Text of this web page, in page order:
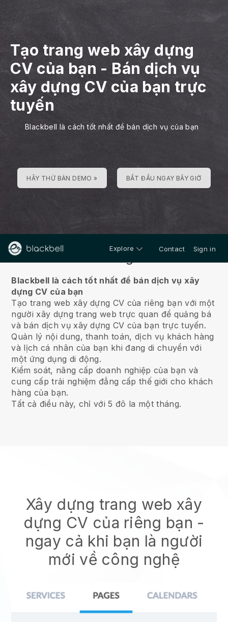
Tạo trang web xây dựng
CV của bạn - Bán dịch vụ
xây dựng CV của bạn trực
tuyến
Blackbell là cách tốt nhất để bán dịch vụ của bạn
HÃY THỬ BẢN DEMO » BẮT ĐẦU NGAY BÂY GIỜ
Explore Contact Sign in
Blackbell là cách tốt nhất để bán dịch vụ xây
dựng CV của bạn
Tạo trang web xây dựng CV của riêng bạn với một
người xây dựng trang web trực quan để quảng bá
và bán dịch vụ xây dựng CV của bạn trực tuyến.
Quản lý nội dung, thanh toán, dịch vụ khách hàng
và lịch cá nhân của bạn khi đang di chuyển với
một ứng dụng di động.
Kiểm soát, nâng cấp doanh nghiệp của bạn và
cung cấp trải nghiệm đẳng cấp thế giới cho khách
hàng của bạn.
Tất cả điều này, chỉ với 5 đô la một tháng.
Xây dựng trang web xây
dựng CV của riêng bạn -
ngay cả khi bạn là người
mới về công nghệ